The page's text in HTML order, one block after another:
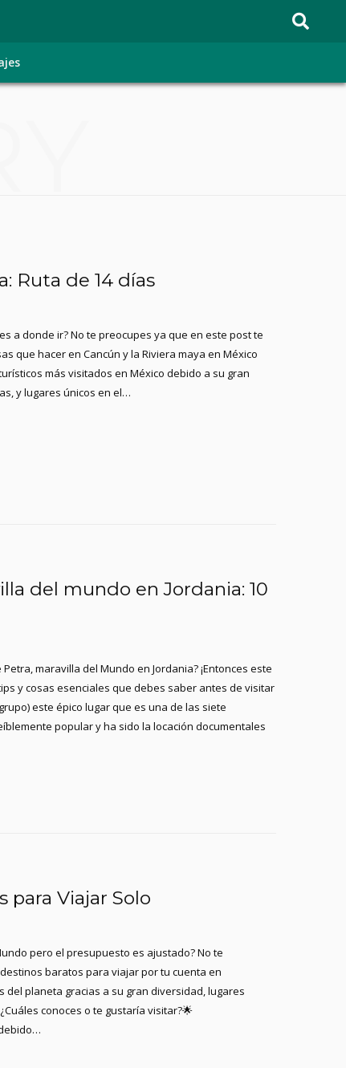
Ruta de 14 días
a donde ir? No te preocupes ya que en este post te
que hacer en Cancún y la Riviera maya en México
más visitados en México debido a su gran
y lugares únicos en el…
del mundo en Jordania: 10
maravilla del Mundo en Jordania? ¡Entonces este
y cosas esenciales que debes saber antes de visitar
este épico lugar que es una de las siete
popular y ha sido la locación documentales
para Viajar Solo
pero el presupuesto es ajustado? No te
baratos para viajar por tu cuenta en
del planeta gracias a su gran diversidad, lugares
conoces o te gustaría visitar?🌟